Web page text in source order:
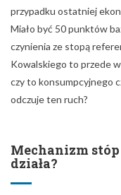
przypadku ostatniej
Miało być 50 punktów
czynienia ze stopą
Kowalskiego to przede
czy to konsumpcyjnego
odczuje ten ruch?
Mechanizm
działa?